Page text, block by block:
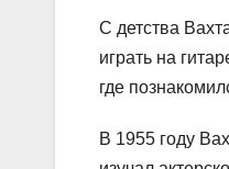
С детства
играть на
где
В 1955 году